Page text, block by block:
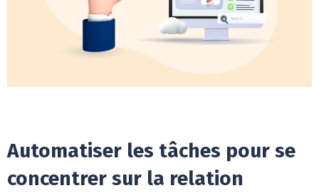
Automatiser les tâches pour se
concentrer sur la relation